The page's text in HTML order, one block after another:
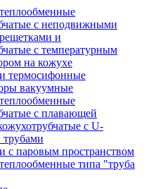
с неподвижными
и
с температурным
на кожухе
термосифонные
вакуумные
с плавающей
с U-
с паровым пространством
типа "труба